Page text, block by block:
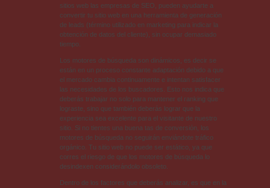
sitios web las empresas de SEO, pueden ayudarte a
convertir tu sitio web en una herramienta de generación
de leads (término utilizado en marketing para indicar la
obtención de datos del cliente), sin ocupar demasiado
tiempo.
Los motores de búsqueda son dinámicos, es decir se
están en un proceso constante adaptación debido a que
el mercado cambia continuamente e intentan satisfacer
las necesidades de los buscadores. Esto nos indica que
deberás trabajar no solo para mantener el ranking que
lograste, sino que también deberás lograr que la
experiencia sea excelente para el visitante de nuestro
sitio. Si no tientes una buena tas de conversión, los
motores de búsqueda no seguirán enviándote tráfico
orgánico. Tu sitio web no puede ser estático, ya que
corres el riesgo de que los motores de búsqueda lo
desindexen considerándolo obsoleto.
Dentro de los factores que deberás analizar, es que en la